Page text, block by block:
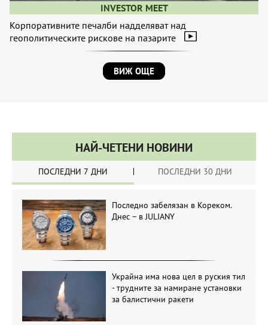
INVESTOR MEET
Корпоративните печалби надделяват над
геополитическите рискове на пазарите
ВИЖ ОЩЕ
НАЙ-ЧЕТЕНИ НОВИНИ
ПОСЛЕДНИ 7 ДНИ ПОСЛЕДНИ 30 ДНИ
Последно забелязан в Кореком.
Днес – в JULIANY
Украйна има нова цел в руския тил
- трудните за намиране установки
за балистични ракети